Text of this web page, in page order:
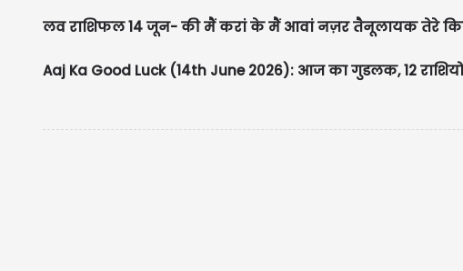
लव राशिफल 14 जून- की मैं करां के मैं आवां नज़र तैनूलायक तेरे
Aaj Ka Good Luck (14th June 2026): आज का गुडलक, 12